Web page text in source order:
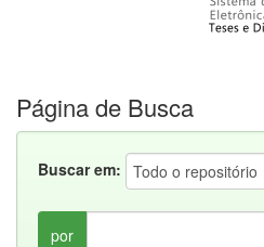
Página de Busca
Buscar em:
por